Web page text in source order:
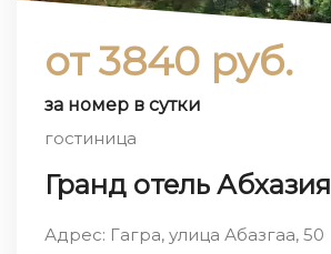
от 3840 руб.
за номер в сутки
гостиница
Гранд отель Абхазия
Адрес: Гагра, улица Абазгаа, 50